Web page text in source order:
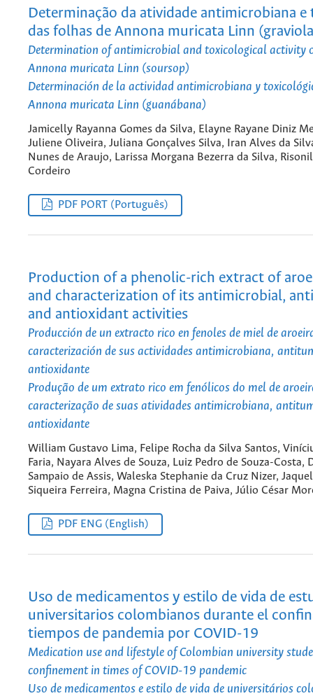
Determinação da atividade antimicrobiana
das folhas de Annona muricata Linn
Determination of antimicrobial and toxicological activity
Annona muricata Linn (soursop)
Determinación de la actividad antimicrobiana y
Annona muricata Linn (guanábana)
Jamicelly Rayanna Gomes da Silva, Elayne Rayane Diniz
Juliene Oliveira, Juliana Gonçalves Silva, Iran Alves da
Nunes de Araujo, Larissa Morgana Bezerra da Silva,
Cordeiro
PDF PORT (Português)
Production of a phenolic-rich extract of
and characterization of its antimicrobial,
and antioxidant activities
Producción de un extracto rico en fenoles de miel de
caracterización de sus actividades antimicrobiana,
antioxidante
Produção de um extrato rico em fenólicos do mel de
caracterização de suas atividades antimicrobiana,
antioxidante
William Gustavo Lima, Felipe Rocha da Silva Santos,
Faria, Nayara Alves de Souza, Luiz Pedro de Souza-Costa,
Sampaio de Assis, Waleska Stephanie da Cruz Nizer,
Siqueira Ferreira, Magna Cristina de Paiva, Júlio César
PDF ENG (English)
Uso de medicamentos y estilo de vida de
universitarios colombianos durante el
tiempos de pandemia por COVID-19
Medication use and lifestyle of Colombian university
confinement in times of COVID-19 pandemic
Uso de medicamentos e estilo de vida de universitários